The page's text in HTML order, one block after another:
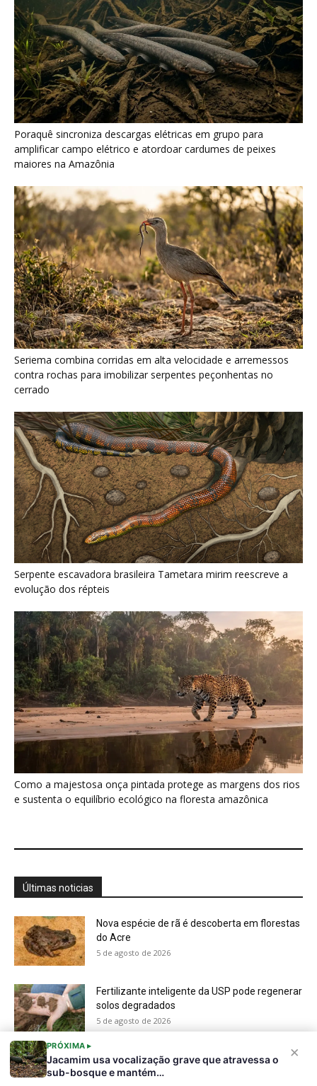
×
PRÓXIMA ▸
Jacamim usa vocalização grave que atravessa o
sub-bosque e mantém…
Seriema combina corridas em alta velocidade e arremessos
contra rochas para imobilizar serpentes peçonhentas no
cerrado
Serpente escavadora brasileira Tametara mirim reescreve a
evolução dos répteis
Como a majestosa onça pintada protege as margens dos rios
e sustenta o equilíbrio ecológico na floresta amazônica
Últimas noticias
Nova espécie de rã é descoberta em florestas
do Acre
5 de agosto de 2026
Fertilizante inteligente da USP pode regenerar
solos degradados
5 de agosto de 2026
Um simples tapete de musgo escondia
5 de agosto de 2026
5 de agosto de 2026